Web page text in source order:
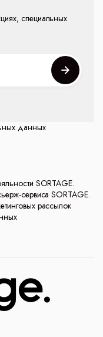
данных
SORTAGE.
сервиса SORTAGE.
рассылок
специальных